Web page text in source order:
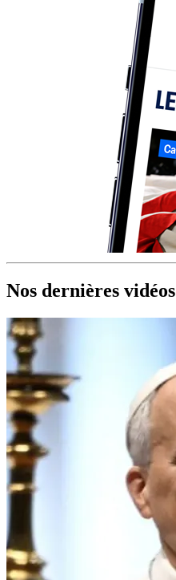
Nos dernières vidéos